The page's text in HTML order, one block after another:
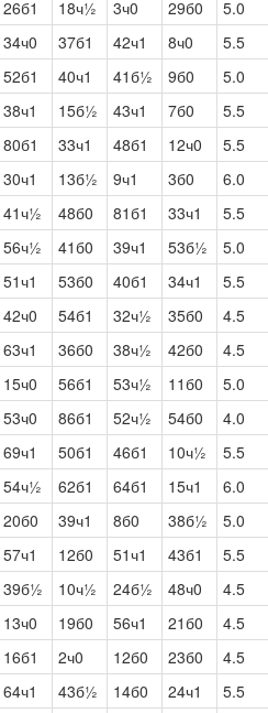
26б1 18ч½ 3ч0 29б0 5.0
34ч0 37б1 42ч1 8ч0 5.5
52б1 40ч1 41б½ 9б0 5.0
38ч1 15б½ 43ч1 7б0 5.5
80б1 33ч1 48б1 12ч0 5.5
30ч1 13б½ 9ч1 3б0 6.0
41ч½ 48б0 81б1 33ч1 5.5
56ч½ 41б0 39ч1 53б½ 5.0
51ч1 53б0 40б1 34ч1 5.5
42ч0 54б1 32ч½ 35б0 4.5
63ч1 36б0 38ч½ 42б0 4.5
15ч0 56б1 53ч½ 11б0 5.0
53ч0 86б1 52ч½ 54б0 4.0
69ч1 50б1 46б1 10ч½ 5.5
54ч½ 62б1 64б1 15ч1 6.0
20б0 39ч1 8б0 38б½ 5.0
57ч1 12б0 51ч1 43б1 5.5
39б½ 10ч½ 24б½ 48ч0 4.5
13ч0 19б0 56ч1 21б0 4.5
16б1 2ч0 12б0 23б0 4.5
64ч1 43б½ 14б0 24ч1 5.5